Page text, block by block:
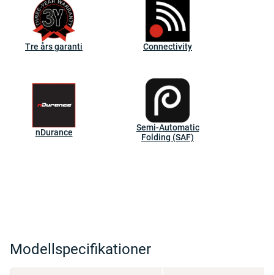
Tre års garanti Connectivity
nDurance
Semi-Automatic
Folding (SAF)
Modellspecifikationer